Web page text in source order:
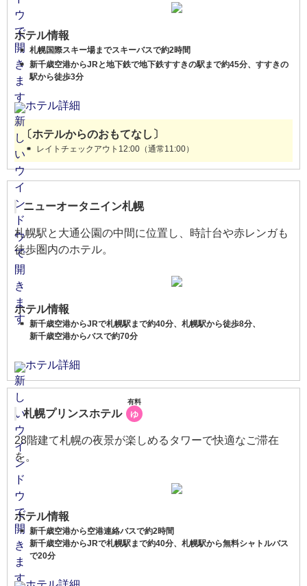
ホテル情報
札幌国際スキー場までスキーバスで約2時間
新千歳空港からJRと地下鉄で地下鉄すすきの駅まで約45分、すすきの
駅から徒歩3分
ホテル詳細
〔ホテルからのおもてなし〕
レイトチェックアウト12:00（通常11:00）
ニューオータニイン札幌
札幌駅と大通公園の中間に位置し、時計台や赤レンガも
徒歩圏内のホテル。
ホテル情報
新千歳空港からJRで札幌駅まで約40分、札幌駅から徒歩8分、
新千歳空港からバスで約70分
ホテル詳細
札幌プリンスホテル
有料
ゆ
28階建て札幌の夜景が楽しめるタワーで快適なご滞在
を。
ホテル情報
新千歳空港から空港連絡バスで約2時間
新千歳空港からJRで札幌駅まで約40分、札幌駅から無料シャトルバス
で20分